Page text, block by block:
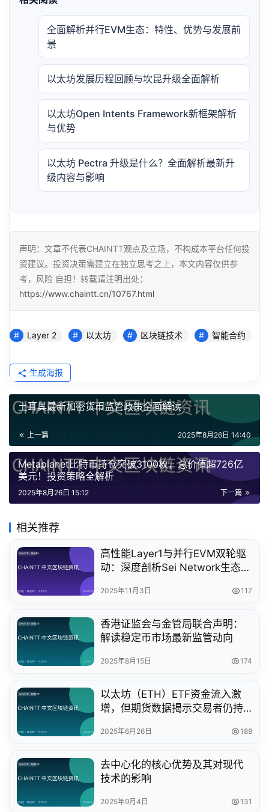
全面解析并行EVM生态：特性、优势与发展前
景
以太坊发展历程回顾与坎昆升级全面解析
以太坊Open Intents Framework新框架解析
与优势
以太坊 Pectra 升级是什么？全面解析最新升
级内容与影响
声明：文章不代表CHAINTT观点及立场，不构成本平台任何投
资建议。投资决策需建立在独立思考之上，本文内容仅供参
考，风险 自担！转载请注明出处：
https://www.chaintt.cn/10767.html
Layer 2 以太坊 区块链技术 智能合约
生成海报
土耳其最新加密货币监管政策全面解读
上一篇 2025年8月26日 14:40
Metaplanet比特币持仓突破3100枚，总价值超726亿
美元！投资策略全解析
下一篇
2025年8月26日 15:12
相关推荐
高性能Layer1与并行EVM双轮驱
动：深度剖析Sei Network生态布
2025年11月3日 117
香港证监会与金管局联合声明：
解读稳定币市场最新监管动向
2025年8月15日 174
以太坊（ETH）ETF资金流入激
增，但期货数据揭示交易者仍持
2025年6月26日 188
去中心化的核心优势及其对现代
技术的影响
2025年9月4日 131